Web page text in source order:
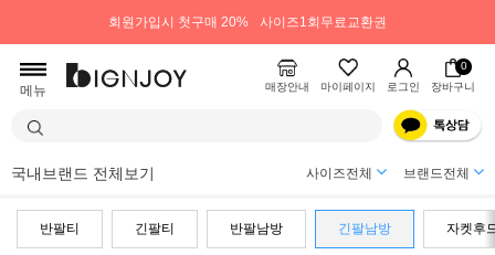
회원가입시 첫구매 20% 사이즈1회무료교환권
메뉴 매장안내 마이페이지 로그인
0
장바구니
국내브랜드 전체보기 사이즈전체 브랜드전체
반팔티 긴팔티 반팔남방 긴팔남방 자켓후